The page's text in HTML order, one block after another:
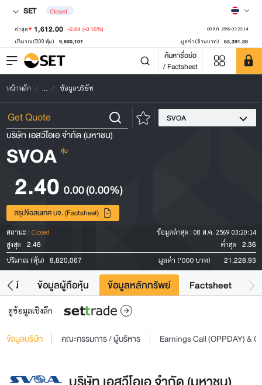
SET Closed
ล่าสุด 1,612.00 -2.64 (-0.16%) 08 ส.ค. 2569 03:20:14
ปริมาณ ('000 หุ้น) 9,800,107 มูลค่า (ล้านบาท) 63,391.38
ค้นหาชื่อย่อ
/ Factsheet
หน้าหลัก ... ข้อมูลบริษัท
SVOA
บริษัท เอสวีโอเอ จำกัด (มหาชน)
SVOA หุ้น
2.40 0.00(0.00%)
สรุปข้อสนเทศ บจ. (Factsheet)
สถานะ : Closed ข้อมูลล่าสุด : 08 ส.ค. 2569 03:20:14
สูงสุด
2.46 ต่ำสุด 2.36
ปริมาณ (หุ้น) 8,820,067 มูลค่า ('000 บาท) 21,228.93
ยชน์ ข้อมูลผู้ถือหุ้น ข้อมูลหลักทรัพย์ Factsheet
ดูข้อมูลเชิงลึก
ข้อมูลบริษัท คณะกรรมการ / ผู้บริหาร Earnings Call (OPPDAY) &